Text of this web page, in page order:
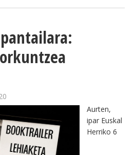
Aurten,
ipar Euskal
Herriko 6